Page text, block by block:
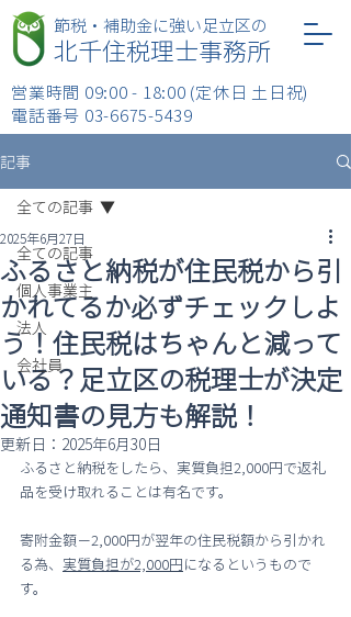
営業時間 09:00 - 18:00 (定休日 土日祝)
​電話番号 03-6675-5439
​節税・補助金に強い足立区の
北千住税理士事務所
記事
全ての記事
個人事業主
法人
会社員
全ての記事
ふるさと納税が住民税から引
かれてるか必ずチェックしよ
う！住民税はちゃんと減って
いる？足立区の税理士が決定
通知書の見方も解説！
2025年6月27日
更新日： 2025年6月30日
ふるさと納税をしたら、実質負担2,000円で返礼
品を受け取れることは有名です。
寄附金額－2,000円が翌年の住民税額から引かれ
る為、 実質負担が2,000円になるというもので
す。